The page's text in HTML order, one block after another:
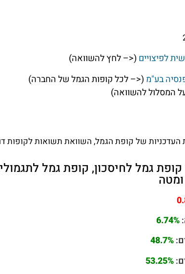
לפיצויים (<– לחץ להשוואה)
בע"מ (<– לכל קופות הגמל של החברה)
המסלול להשוואה)
של קופת הגמל, השוואת תשואות לקופות
גמל לחיסכון, קופת גמל
6.74%
48.7%
53.25%